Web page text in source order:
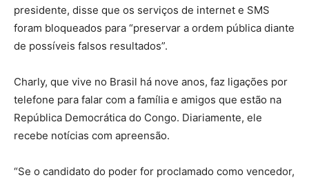
presidente, disse que os serviços de internet e SMS
foram bloqueados para “preservar a ordem pública diante
de possíveis falsos resultados”.
Charly, que vive no Brasil há nove anos, faz ligações por
telefone para falar com a família e amigos que estão na
República Democrática do Congo. Diariamente, ele
recebe notícias com apreensão.
“Se o candidato do poder for proclamado como vencedor,